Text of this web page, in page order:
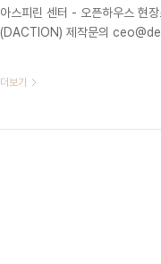
아스피린 센터 - 오픈하우스
(DACTION) 제작문의
더보기